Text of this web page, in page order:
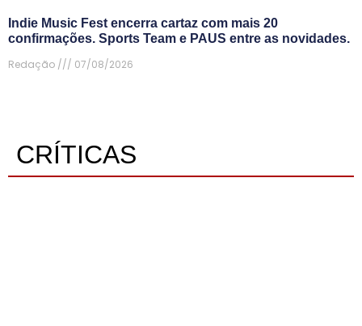
Indie Music Fest encerra cartaz com mais 20
confirmações. Sports Team e PAUS entre as novidades.
Redação
07/08/2026
CRÍTICAS